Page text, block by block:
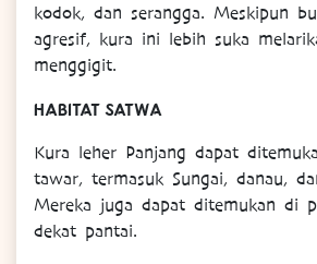
kodok, dan serangga. Meskipun
agresif, kura ini lebih suka
menggigit.
HABITAT SATWA
Kura leher Panjang dapat
tawar, termasuk Sungai, danau,
Mereka juga dapat ditemukan di
dekat pantai.